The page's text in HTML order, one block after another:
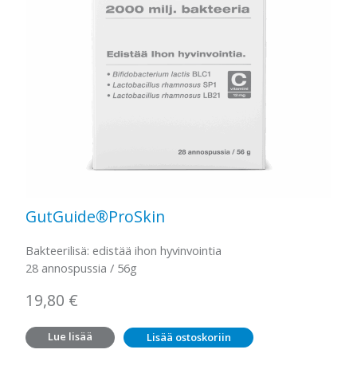
GutGuide®ProSkin
Bakteerilisä: edistää ihon hyvinvointia
28 annospussia / 56g
19,80 €
Lue lisää Lisää ostoskoriin